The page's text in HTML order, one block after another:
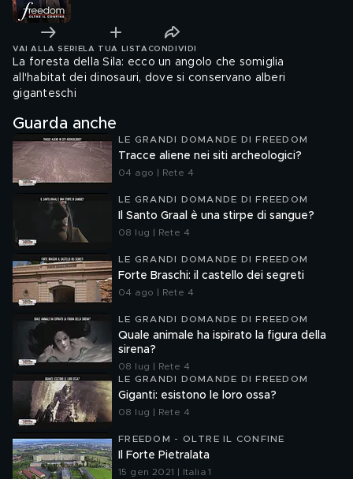
VAI ALLA SERIE LA TUA LISTA CONDIVIDI
La foresta della Sila: ecco un angolo che somiglia
all'habitat dei dinosauri, dove si conservano alberi
giganteschi
Guarda anche
LE GRANDI DOMANDE DI FREEDOM
Tracce aliene nei siti archeologici?
04 ago | Rete 4
LE GRANDI DOMANDE DI FREEDOM
Il Santo Graal è una stirpe di sangue?
08 lug | Rete 4
LE GRANDI DOMANDE DI FREEDOM
Forte Braschi: il castello dei segreti
04 ago | Rete 4
LE GRANDI DOMANDE DI FREEDOM
Quale animale ha ispirato la figura della
sirena?
08 lug | Rete 4
LE GRANDI DOMANDE DI FREEDOM
Giganti: esistono le loro ossa?
08 lug | Rete 4
FREEDOM - OLTRE IL CONFINE
Il Forte Pietralata
15 gen 2021 | Italia 1